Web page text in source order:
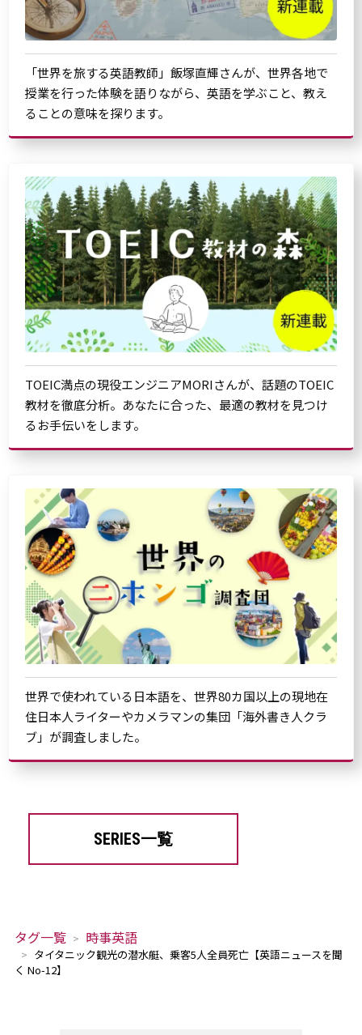
「世界を旅する英語教師」飯塚直輝さんが、世界各地で
授業を行った体験を語りながら、英語を学ぶこと、教え
ることの意味を探ります。
TOEIC満点の現役エンジニアMORIさんが、話題のTOEIC
教材を徹底分析。あなたに合った、最適の教材を見つけ
るお手伝いをします。
世界で使われている日本語を、世界80カ国以上の現地在
住日本人ライターやカメラマンの集団「海外書き人クラ
ブ」が調査しました。
SERIES一覧
タグ一覧 時事英語
タイタニック観光の潜水艇、乗客5人全員死亡【英語ニュースを聞
く No-12】